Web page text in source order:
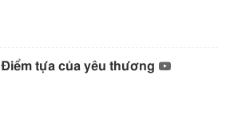
Điểm tựa của yêu thương